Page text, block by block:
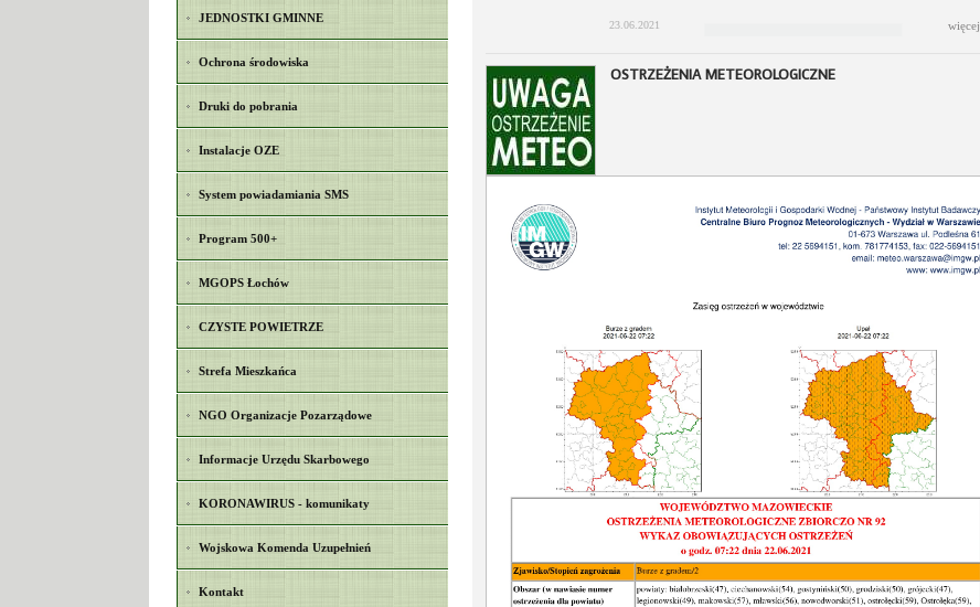
JEDNOSTKI GMINNE
Ochrona środowiska
Druki do pobrania
Instalacje OZE
System powiadamiania SMS
Program 500+
MGOPS Łochów
CZYSTE POWIETRZE
Strefa Mieszkańca
NGO Organizacje Pozarządowe
Informacje Urzędu Skarbowego
KORONAWIRUS - komunikaty
Wojskowa Komenda Uzupełnień
Kontakt
23.06.2021 więcej
OSTRZEŻENIA METEOROLOGICZNE